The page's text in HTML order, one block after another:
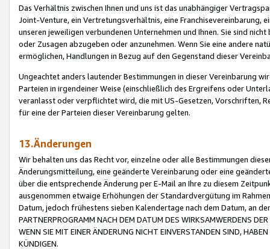
Das Verhältnis zwischen Ihnen und uns ist das unabhängiger
Joint-Venture, ein Vertretungsverhältnis, eine Franchisevereinbarung,
unseren jeweiligen verbundenen Unternehmen und Ihnen. Sie sind
oder Zusagen abzugeben oder anzunehmen. Wenn Sie eine andere
ermöglichen, Handlungen in Bezug auf den Gegenstand dieser
Ungeachtet anders lautender Bestimmungen in dieser Vereinbarung
Parteien in irgendeiner Weise (einschließlich des Ergreifens oder
veranlasst oder verpflichtet wird, die mit US-Gesetzen, Vorschriften,
für eine der Parteien dieser Vereinbarung gelten.
13.Änderungen
Wir behalten uns das Recht vor, einzelne oder alle Bestimmungen
Änderungsmitteilung, eine geänderte Vereinbarung oder eine
über die entsprechende Änderung per E-Mail an Ihre zu diesem
ausgenommen etwaige Erhöhungen der Standardvergütung im
Datum, jedoch frühestens sieben Kalendertage nach dem Datum, an
PARTNERPROGRAMM NACH DEM DATUM DES WIRKSAMWERDENS
WENN SIE MIT EINER ÄNDERUNG NICHT EINVERSTANDEN SIND,
KÜNDIGEN.